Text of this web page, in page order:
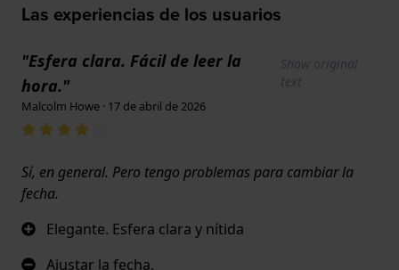
Las experiencias de los usuarios
"Esfera clara. Fácil de leer la
hora."
Show original
text
Malcolm Howe · 17 de abril de 2026
Sí, en general. Pero tengo problemas para cambiar la
fecha.
Elegante. Esfera clara y nítida
Ajustar la fecha.